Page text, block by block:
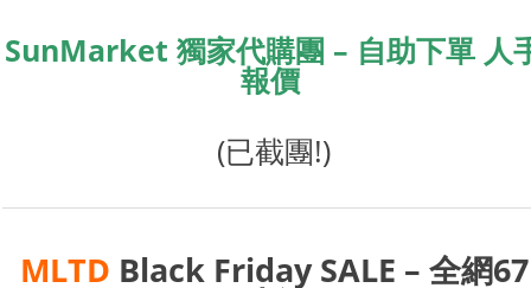
SunMarket 獨家代購團 – 自助下單 人
報價
(已截團!)
MLTD Black Friday SALE – 全網67